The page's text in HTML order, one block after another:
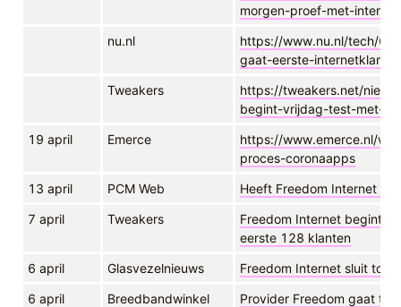
morgen-proef-met-
nu.nl
https://www.nu.nl/tech/
gaat-eerste-
Tweakers
https://tweakers.net/
begint-vrijdag-test-met-
19 april
Emerce
https://www.emerce.nl/
proces-coronaapps
13 april
PCM Web
Heeft Freedom Internet
7 april
Tweakers
Freedom Internet begint
eerste 128 klanten
6 april
Glasvezelnieuws
Freedom Internet sluit
6 april
Breedbandwinkel
Provider Freedom gaat